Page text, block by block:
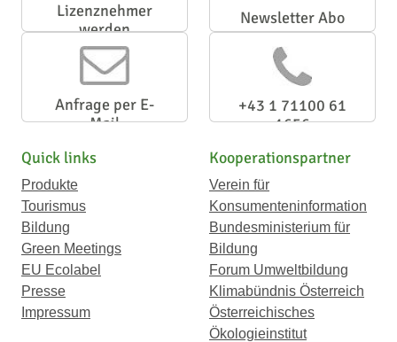
Lizenznehmer
werden
Newsletter Abo
Anfrage per E-
Mail
+43 1 71100 61
1656
Quick links
Produkte
Tourismus
Bildung
Green Meetings
EU Ecolabel
Presse
Impressum
Kooperationspartner
Verein für
Konsumenteninformation
Bundesministerium für
Bildung
Forum Umweltbildung
Klimabündnis Österreich
Österreichisches
Ökologieinstitut